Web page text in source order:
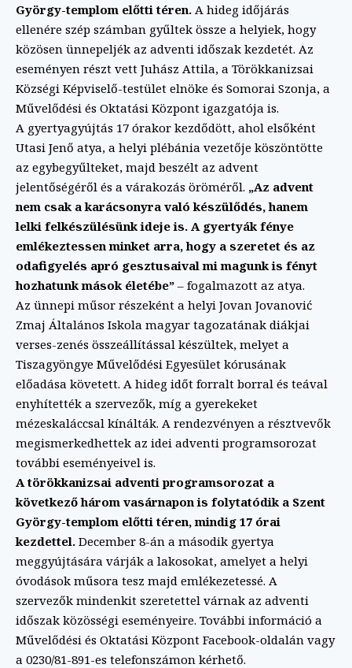
György-templom előtti téren. A hideg időjárás
ellenére szép számban gyűltek össze a helyiek, hogy
közösen ünnepeljék az adventi időszak kezdetét. Az
eseményen részt vett Juhász Attila, a Törökkanizsai
Községi Képviselő-testület elnöke és Somorai Szonja, a
Művelődési és Oktatási Központ igazgatója is.
A gyertyagyújtás 17 órakor kezdődött, ahol elsőként
Utasi Jenő atya, a helyi plébánia vezetője köszöntötte
az egybegyűlteket, majd beszélt az advent
jelentőségéről és a várakozás öröméről. „Az advent
nem csak a karácsonyra való készülődés, hanem
lelki felkészülésünk ideje is. A gyertyák fénye
emlékeztessen minket arra, hogy a szeretet és az
odafigyelés apró gesztusaival mi magunk is fényt
hozhatunk mások életébe” – fogalmazott az atya.
Az ünnepi műsor részeként a helyi Jovan Jovanović
Zmaj Általános Iskola magyar tagozatának diákjai
verses-zenés összeállítással készültek, melyet a
Tiszagyöngye Művelődési Egyesület kórusának
előadása követett. A hideg időt forralt borral és teával
enyhítették a szervezők, míg a gyerekeket
mézeskaláccsal kínálták. A rendezvényen a résztvevők
megismerkedhettek az idei adventi programsorozat
további eseményeivel is.
A törökkanizsai adventi programsorozat a
következő három vasárnapon is folytatódik a Szent
György-templom előtti téren, mindig 17 órai
kezdettel. December 8-án a második gyertya
meggyújtására várják a lakosokat, amelyet a helyi
óvodások műsora tesz majd emlékezetessé. A
szervezők mindenkit szeretettel várnak az adventi
időszak közösségi eseményeire. További információ a
Művelődési és Oktatási Központ Facebook-oldalán vagy
a 0230/81-891-es telefonszámon kérhető.